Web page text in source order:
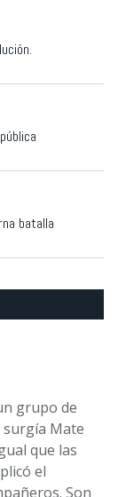
batalla
grupo de
Mate
que las
el
Son